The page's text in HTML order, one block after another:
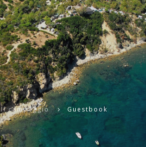
Il campeggio Guestbook